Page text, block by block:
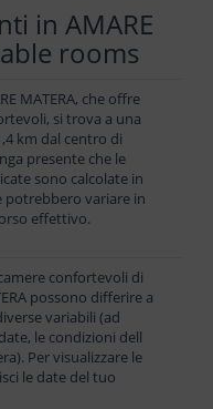
in AMARE
rooms
MATERA, che offre
si trova a una
km dal centro di
presente che le
sono calcolate in
potrebbero variare in
effettivo.
confortevoli di
possono differire a
variabili (ad
le condizioni dell
Per visualizzare le
le date del tuo